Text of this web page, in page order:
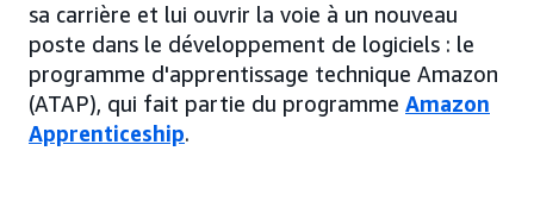
sa carrière et lui ouvrir la voie à un nouveau
poste dans le développement de logiciels : le
programme d'apprentissage technique Amazon
(ATAP), qui fait partie du programme Amazon
Apprenticeship.